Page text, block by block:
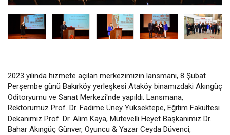
2023 yılında hizmete açılan merkezimizin lansmanı, 8 Şubat
Perşembe günü Bakırköy yerleşkesi Ataköy binamızdaki Akıngüç
Oditoryumu ve Sanat Merkezi'nde yapıldı. Lansmana,
Rektörümüz Prof. Dr. Fadime Üney Yüksektepe, Eğitim Fakültesi
Dekanımız Prof. Dr. Alim Kaya, Mütevelli Heyet Başkanımız Dr.
Bahar Akıngüç Günver, Oyuncu & Yazar Ceyda Düvenci,